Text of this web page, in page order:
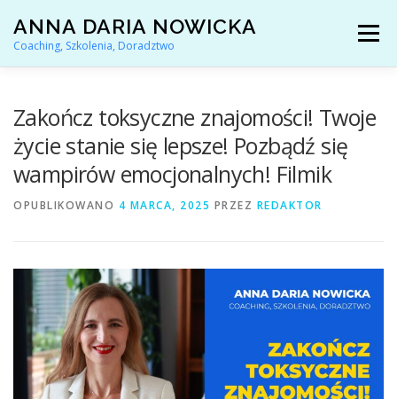
treści
ANNA DARIA NOWICKA
Coaching, Szkolenia, Doradztwo
Menu
DORADZTWO ZAWODOWE
KONTAKT
Zakończ toksyczne znajomości! Twoje
życie stanie się lepsze! Pozbądź się
wampirów emocjonalnych! Filmik
OPUBLIKOWANO 4 MARCA, 2025 PRZEZ REDAKTOR